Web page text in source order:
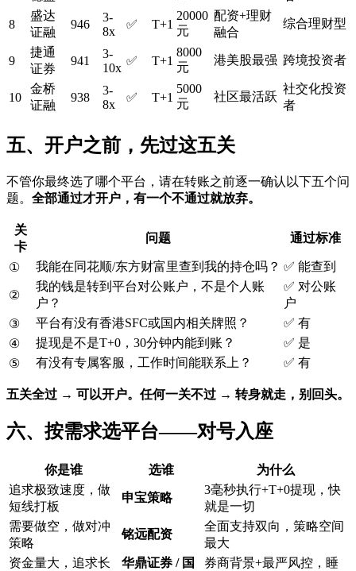
8
盛达
证融
946
3-
8x
✅ T+1
20000
元
配资+理财
融合
综合理财型
9
捷通
证券
941
3-
10x
✅ T+1
8000
元
港美股最强 跨境投资者
10
金桥
证融
938
3-
8x
✅ T+1
5000
元
社区最活跃
社交化投资
者
五、开户之前，先过这五关
不管你最终选了哪个平台，请在转账之前逐一确认以下五个问
题。 全部通过才开户，有一个不通过就放弃。
关
卡
问题 通过标准
① 我能在同花顺/东方财富里查到我的持仓吗？ ✅ 能查到
②
我的钱是转到平台对公账户，不是个人账
户？
✅ 对公账
户
③
平台有没有香港SFC或国内相关牌照？
✅ 有
④
提现是不是T+0，30分钟内能到账？
✅ 是
⑤
有没有专属客服，工作时间能联系上？ ✅ 有
五关全过 → 可以开户。 任何一关不过 → 转身就走，别回头。
六、按需求选平台——对号入座
你是谁 选谁
为什么
追求极致速度，做
短线打板
申宝策略
3毫秒执行+T+0提现，快
就是一切
需要做空，做对冲
策略
铭远配资
全面支持双向，策略空间
最大
资金量大，追求长
华鼎证券 / 国
券商背景+最严风控，睡